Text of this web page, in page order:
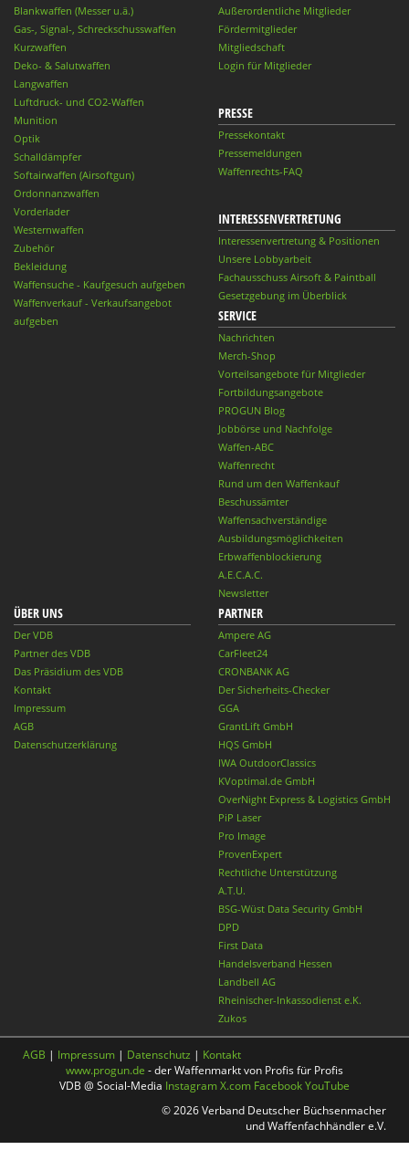
Blankwaffen (Messer u.ä.)
Gas-, Signal-, Schreckschusswaffen
Kurzwaffen
Deko- & Salutwaffen
Langwaffen
Luftdruck- und CO2-Waffen
Munition
Optik
Schalldämpfer
Softairwaffen (Airsoftgun)
Ordonnanzwaffen
Vorderlader
Westernwaffen
Zubehör
Bekleidung
Waffensuche - Kaufgesuch aufgeben
Waffenverkauf - Verkaufsangebot
aufgeben
Außerordentliche Mitglieder
Fördermitglieder
Mitgliedschaft
Login für Mitglieder
PRESSE
Pressekontakt
Pressemeldungen
Waffenrechts-FAQ
INTERESSENVERTRETUNG
Interessenvertretung & Positionen
Unsere Lobbyarbeit
Fachausschuss Airsoft & Paintball
Gesetzgebung im Überblick
SERVICE
Nachrichten
Merch-Shop
Vorteilsangebote für Mitglieder
Fortbildungsangebote
PROGUN Blog
Jobbörse und Nachfolge
Waffen-ABC
Waffenrecht
Rund um den Waffenkauf
Beschussämter
Waffensachverständige
Ausbildungsmöglichkeiten
Erbwaffenblockierung
A.E.C.A.C.
Newsletter
ÜBER UNS
Der VDB
Partner des VDB
Das Präsidium des VDB
Kontakt
Impressum
AGB
Datenschutzerklärung
PARTNER
Ampere AG
CarFleet24
CRONBANK AG
Der Sicherheits-Checker
GGA
GrantLift GmbH
HQS GmbH
IWA OutdoorClassics
KVoptimal.de GmbH
OverNight Express & Logistics GmbH
PiP Laser
Pro Image
ProvenExpert
Rechtliche Unterstützung
A.T.U.
BSG-Wüst Data Security GmbH
DPD
First Data
Handelsverband Hessen
Landbell AG
Rheinischer-Inkassodienst e.K.
Zukos
AGB | Impressum | Datenschutz | Kontakt
www.progun.de - der Waffenmarkt von Profis für Profis
VDB @ Social-Media InstagramX.com FacebookYouTube
© 2026 Verband Deutscher Büchsenmacher
und Waffenfachhändler e.V.